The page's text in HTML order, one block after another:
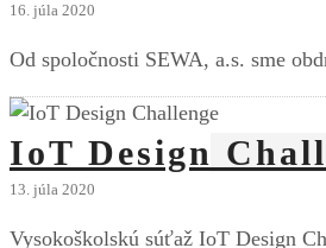
16. júla 2020
Od spoločnosti SEWA, a.s. sme
IoT Design
13. júla 2020
Vysokoškolskú súťaž IoT Design